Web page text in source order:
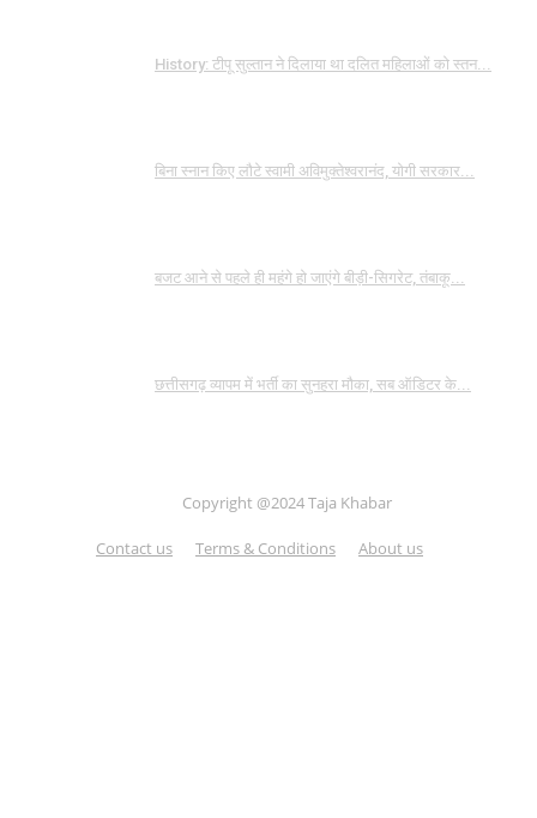
History: टीपू सुल्तान ने दिलाया था दलित महिलाओं को स्तन...
बिना स्नान किए लौटे स्वामी अविमुक्तेश्वरानंद, योगी सरकार...
बजट आने से पहले ही महंगे हो जाएंगे बीड़ी-सिगरेट, तंबाकू...
छत्तीसगढ़ व्यापम में भर्ती का सुनहरा मौका, सब ऑडिटर के...
Copyright @2024 Taja Khabar
Contact us Terms & Conditions About us